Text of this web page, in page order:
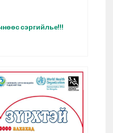
сэргийлье!!!